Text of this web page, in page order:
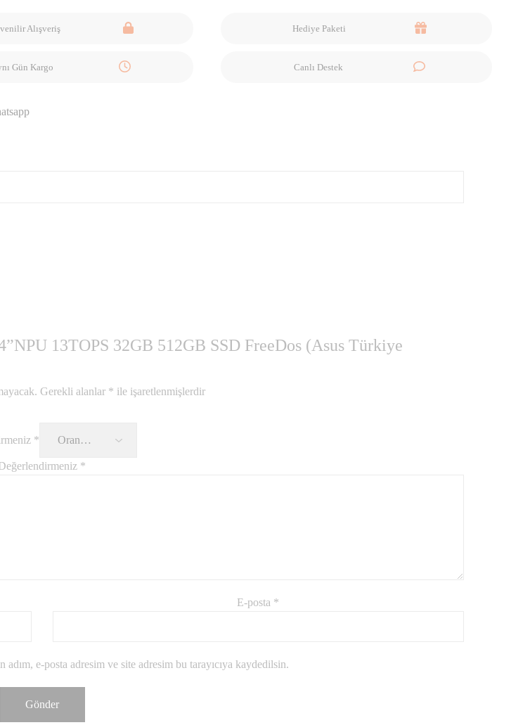
Alışveriş Hediye Paketi
Gün Kargo Canlı Destek
13TOPS 32GB 512GB SSD FreeDos (Asus Türkiye
Gerekli alanlar * ile işaretlenmişlerdir
*
*
E-posta *
e-posta adresim ve site adresim bu tarayıcıya kaydedilsin.